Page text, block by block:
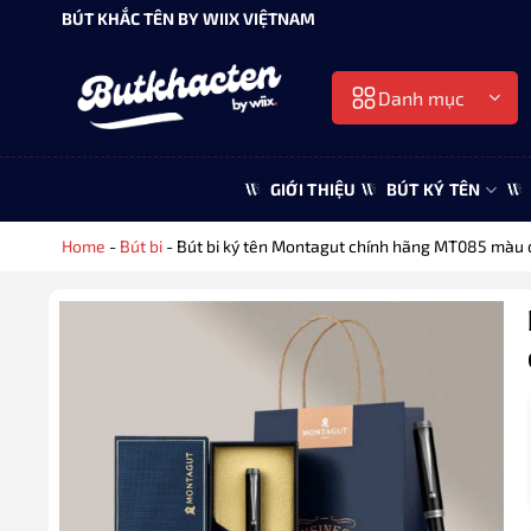
BÚT KHẮC TÊN BY WIIX VIỆTNAM
Danh mục
GIỚI THIỆU BÚT KÝ TÊN
Home - Bút bi - Bút bi ký tên Montagut chính hãng MT085 màu